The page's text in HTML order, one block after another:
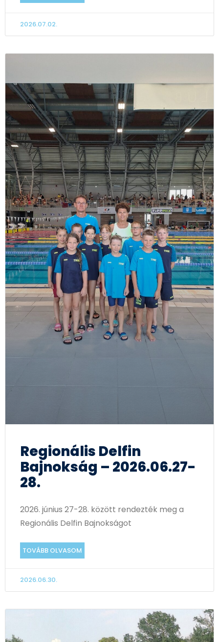
2026.07.02.
Regionális Delfin
Bajnokság – 2026.06.27-
28.
2026. június 27-28. között rendezték meg a
Regionális Delfin Bajnokságot
TOVÁBB OLVASOM
2026.06.30.